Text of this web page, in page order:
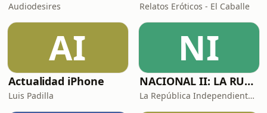
Audiodesires Relatos Eróticos - El Caballe
AI
Actualidad iPhone
Luis Padilla
NI
NACIONAL II: LA RUTA DEL EXILIO
La República Independiente de la Radio